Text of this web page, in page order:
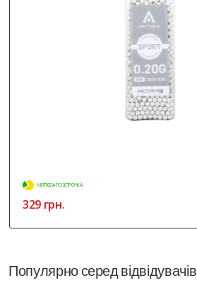
МИТТЄВА РОЗСТРОЧКА
329 грн.
Популярно серед відвідувачів